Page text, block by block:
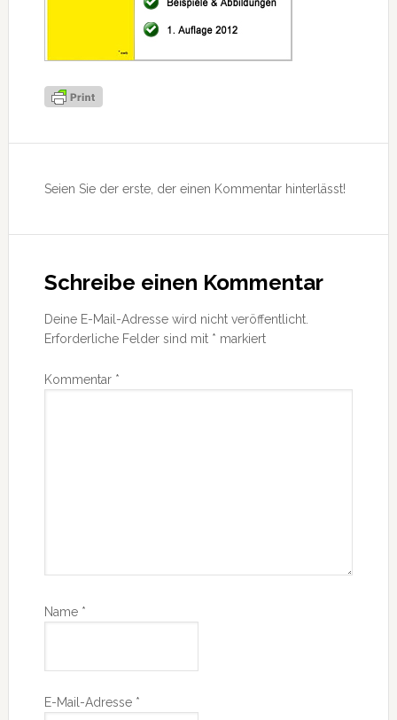
Interaktionen
Seien Sie der erste, der einen Kommentar hinterlässt!
Schreibe einen Kommentar
Deine E-Mail-Adresse wird nicht veröffentlicht.
Erforderliche Felder sind mit * markiert
Kommentar *
Name *
E-Mail-Adresse *